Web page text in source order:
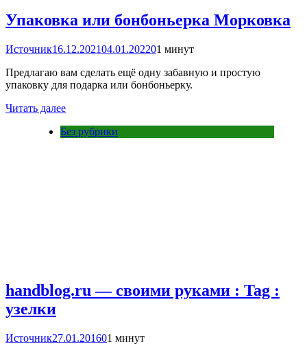
Упаковка или бонбоньерка Морковка
Источник16.12.202104.01.202201 минут
Предлагаю вам сделать ещё одну забавную и простую
упаковку для подарка или бонбоньерку.
Читать далее
Без рубрики
handblog.ru — своими руками : Tag :
узелки
Источник27.01.201601 минут